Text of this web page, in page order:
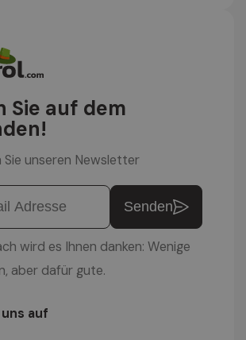
Sie auf dem
Sie unseren Newsletter
Senden
wird es Ihnen danken: Wenige
aber dafür gute.
auf